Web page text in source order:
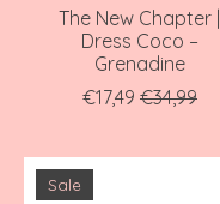
The New Chapter |
Dress Coco –
Grenadine
€17,49 €34,99
Sale